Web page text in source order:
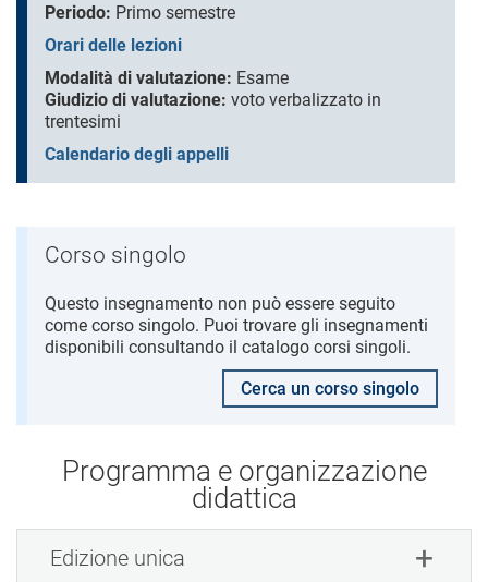
Periodo: Primo semestre
Orari delle lezioni
Modalità di valutazione: Esame
Giudizio di valutazione: voto verbalizzato in
trentesimi
Calendario degli appelli
Corso singolo
Questo insegnamento non può essere seguito
come corso singolo. Puoi trovare gli insegnamenti
disponibili consultando il catalogo corsi singoli.
Cerca un corso singolo
Programma e organizzazione
didattica
Edizione unica